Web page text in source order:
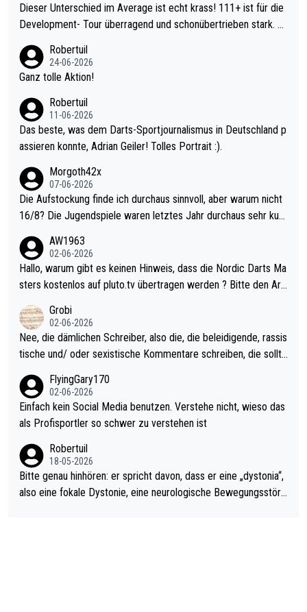
Dieser Unterschied im Average ist echt krass! 111+ ist für die
Development- Tour überragend und schonübertrieben stark. U
mal 40+ erst recht. Da gewinnst keinen Blumentopf - ist ja noc
h krasser wie ein Pokalspiel eines Kreisligisten vs einem Bund
Robertuil
24-06-2026
Ganz tolle Aktion!
Robertuil
11-06-2026
Das beste, was dem Darts-Sportjournalismus in Deutschland p
assieren konnte, Adrian Geiler! Tolles Portrait :).
Morgoth42x
07-06-2026
Die Aufstockung finde ich durchaus sinnvoll, aber warum nicht
16/8? Die Jugendspiele waren letztes Jahr durchaus sehr kurz
Allerdings ist Mitchell Lawrie als Nummer 1 der Welt eh qualifi
ziert. Somit ändert die automatische Qualifikation des Weltmei
sters erstmal nichts. Ich denke sie wollen damit für nächstes J
ohl wenig WDF Turniere spielen. Dies war bei Archie Self letzt
es Jahr der Fall. Er musste als amtierender Weltmeister durch
den Qualifier und ich glaube kaum, dass Mitchel sich das (in Ve
gas) antun würde, wenn er doch eigentlich die PDC-WM als Zi
el hat.
AW1963
02-06-2026
Hallo, warum gibt es keinen Hinweis, dass die Nordic Darts Ma
sters kostenlos auf pluto.tv übertragen werden ? Bitte den Arti
Grobi
02-06-2026
Nee, die dämlichen Schreiber, also die, die beleidigende, rassis
tische und/ oder sexistische Kommentare schreiben, die sollte
s Leben in den Griff kriegen. Nur eins wundert mich: Luke Little
r war doch neulich erst derjenige, der über Social Media GvV p
rovoziert hat. Und Littlers Mutter schießt öfters mal gegen Ric
FlyingGary170
02-06-2026
Einfach kein Social Media benutzen. Verstehe nicht, wieso das
als Profisportler so schwer zu verstehen ist
Robertuil
18-05-2026
Bitte genau hinhören: er spricht davon, dass er eine „dystonia“,
also eine fokale Dystonie, eine neurologische Bewegungsstöru